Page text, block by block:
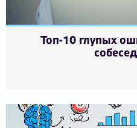
Топ-10 глупых